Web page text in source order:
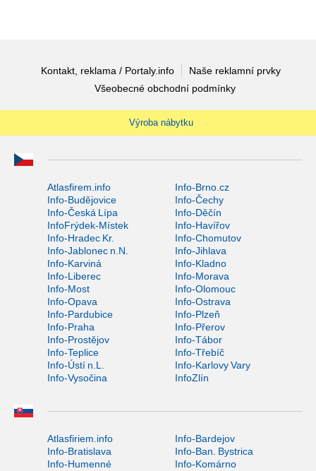
Kontakt, reklama / Portaly.info
Naše reklamní prvky
Všeobecné obchodní podmínky
Výroba nábytku
Atlasfirem.info
Info-Brno.cz
Info-Budějovice
Info-Čechy
Info-Česká Lípa
Info-Děčín
InfoFrýdek-Místek
Info-Havířov
Info-Hradec Kr.
Info-Chomutov
Info-Jablonec n.N.
Info-Jihlava
Info-Karviná
Info-Kladno
Info-Liberec
Info-Morava
Info-Most
Info-Olomouc
Info-Opava
Info-Ostrava
Info-Pardubice
Info-Plzeň
Info-Praha
Info-Přerov
Info-Prostějov
Info-Tábor
Info-Teplice
Info-Třebíč
Info-Ústí n.L.
Info-Karlovy Vary
Info-Vysočina
InfoZlín
Atlasfiriem.info
Info-Bardejov
Info-Bratislava
Info-Ban. Bystrica
Info-Humenné
Info-Komárno